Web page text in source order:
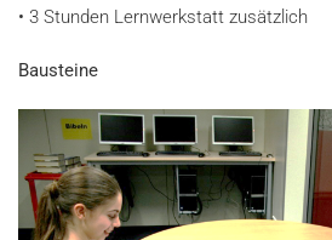
• 3 Stunden Lernwerkstatt zusätzlich
Bausteine